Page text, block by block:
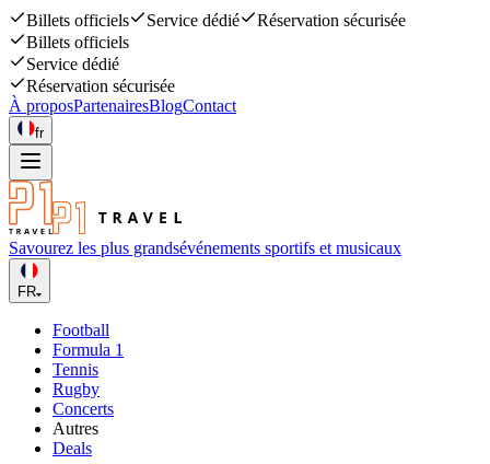
Billets officiels Service dédié
Réservation sécurisée
Billets officiels
Service dédié
Réservation sécurisée
À proposPartenairesBlogContact
fr
Savourez les plus grandsévénements sportifs et musicaux
FR
Football
Formula 1
Tennis
Rugby
Concerts
Autres
Deals